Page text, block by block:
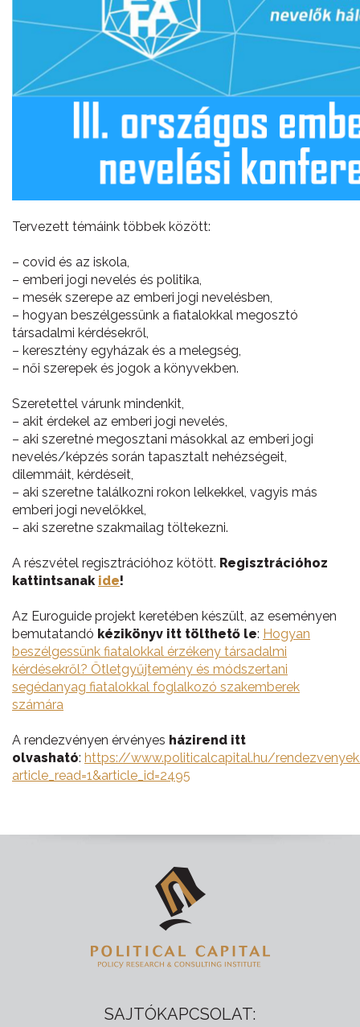
Tervezett témáink többek között:
– covid és az iskola,
– emberi jogi nevelés és politika,
– mesék szerepe az emberi jogi nevelésben,
– hogyan beszélgessünk a fiatalokkal megosztó
társadalmi kérdésekről,
– keresztény egyházak és a melegség,
– női szerepek és jogok a könyvekben.
Szeretettel várunk mindenkit,
– akit érdekel az emberi jogi nevelés,
– aki szeretné megosztani másokkal az emberi jogi
nevelés/képzés során tapasztalt nehézségeit,
dilemmáit, kérdéseit,
– aki szeretne találkozni rokon lelkekkel, vagyis más
emberi jogi nevelőkkel,
– aki szeretne szakmailag töltekezni.
A részvétel regisztrációhoz kötött. Regisztrációhoz
kattintsanak ide!
Az Euroguide projekt keretében készült, az eseményen
bemutatandó kézikönyv itt tölthető le: Hogyan
beszélgessünk fiatalokkal érzékeny társadalmi
kérdésekről? Ötletgyűjtemény és módszertani
segédanyag fiatalokkal foglalkozó szakemberek
számára
A rendezvényen érvényes házirend itt
olvasható: https://www.politicalcapital.hu/
article_read=1&article_id=2495
SAJTÓKAPCSOLAT: